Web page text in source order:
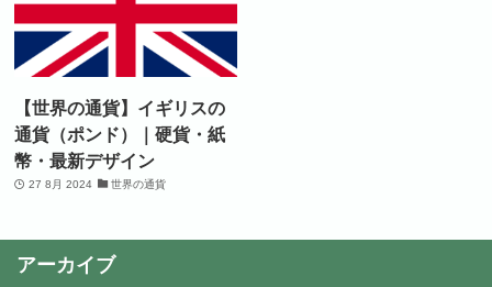
【世界の通貨】イギリスの
通貨（ポンド）｜硬貨・紙
幣・最新デザイン
27 8月 2024 世界の通貨
アーカイブ